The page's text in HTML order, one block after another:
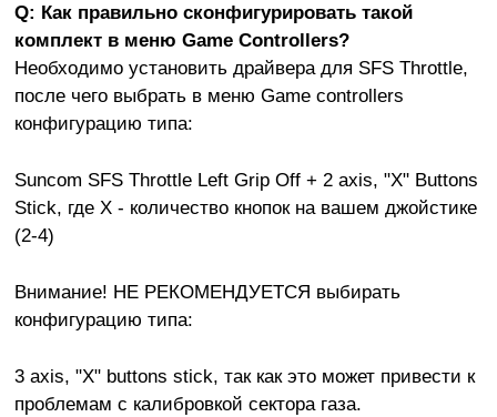
Q: Как правильно сконфигурировать такой
комплект в меню Game Controllers?
Необходимо установить драйвера для SFS Throttle,
после чего выбрать в меню Game controllers
конфигурацию типа:
Suncom SFS Throttle Left Grip Off + 2 axis, "X" Buttons
Stick, где X - количество кнопок на вашем джойстике
(2-4)
Внимание! НЕ РЕКОМЕНДУЕТСЯ выбирать
конфигурацию типа:
3 axis, "X" buttons stick, так как это может привести к
проблемам с калибровкой сектора газа.